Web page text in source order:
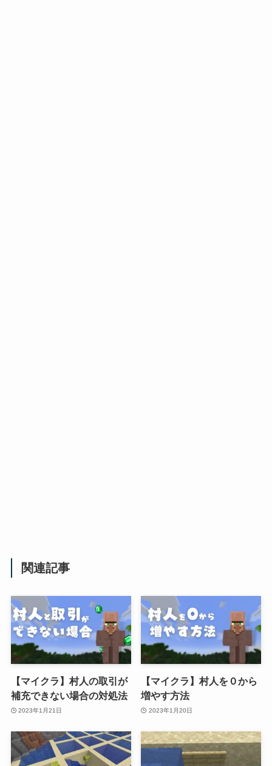
関連記事
【マイクラ】村人の取引が
補充できない場合の対処法
2023年1月21日
【マイクラ】村人を０から
増やす方法
2023年1月20日